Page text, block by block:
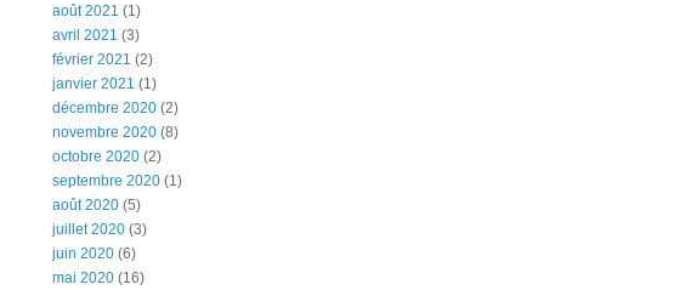
août 2021 (1)
avril 2021 (3)
février 2021 (2)
janvier 2021 (1)
décembre 2020 (2)
novembre 2020 (8)
octobre 2020 (2)
septembre 2020 (1)
août 2020 (5)
juillet 2020 (3)
juin 2020 (6)
mai 2020 (16)